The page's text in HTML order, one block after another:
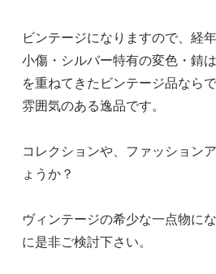
ビンテージになりますので、経
小傷・シルバー特有の変色・錆
を重ねてきたビンテージ品なら
雰囲気のある逸品です。
コレクションや、ファッション
ょうか？
ヴィンテージの希少な一点物に
に是非ご検討下さい。